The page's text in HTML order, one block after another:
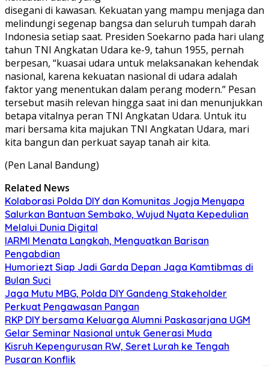
disegani di kawasan. Kekuatan yang mampu menjaga dan
melindungi segenap bangsa dan seluruh tumpah darah
Indonesia setiap saat. Presiden Soekarno pada hari ulang
tahun TNI Angkatan Udara ke-9, tahun 1955, pernah
berpesan, “kuasai udara untuk melaksanakan kehendak
nasional, karena kekuatan nasional di udara adalah
faktor yang menentukan dalam perang modern.” Pesan
tersebut masih relevan hingga saat ini dan menunjukkan
betapa vitalnya peran TNI Angkatan Udara. Untuk itu
mari bersama kita majukan TNI Angkatan Udara, mari
kita bangun dan perkuat sayap tanah air kita.
(Pen Lanal Bandung)
Related News
Kolaborasi Polda DIY dan Komunitas Jogja Menyapa
Salurkan Bantuan Sembako, Wujud Nyata Kepedulian
Melalui Dunia Digital
IARMI Menata Langkah, Menguatkan Barisan
Pengabdian
Humoriezt Siap Jadi Garda Depan Jaga Kamtibmas di
Bulan Suci
Jaga Mutu MBG, Polda DIY Gandeng Stakeholder
Perkuat Pengawasan Pangan
RKP DIY bersama Keluarga Alumni Paskasarjana UGM
Gelar Seminar Nasional untuk Generasi Muda
Kisruh Kepengurusan RW, Seret Lurah ke Tengah
Pusaran Konflik